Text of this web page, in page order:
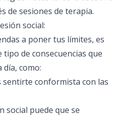
de sesiones de terapia.
social:
a poner tus límites, es
de consecuencias que
como:
sentirte conformista con las
social puede que se